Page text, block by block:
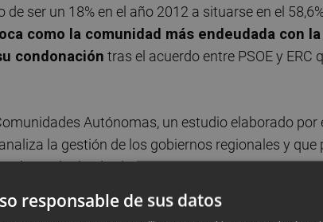
ser un 18% en el año 2012 a situarse en el
como la comunidad más endeudada con
condonación tras el acuerdo entre PSOE y ERC
Autónomas, un estudio elaborado por
la gestión de los gobiernos regionales y
el Estado desde el año 2012.
datos del Banco de España y sitúa a 2012
responsable de sus datos